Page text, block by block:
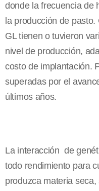
donde la frecuencia de
la producción de
GL tienen o tuvieron
nivel de producción,
costo de implantación.
superadas por el
últimos años.
La interacción de
todo rendimiento para
produzca materia